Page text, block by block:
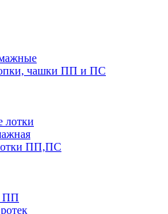
чашки ПП и ПС
лотки
ПП,ПС
ПП